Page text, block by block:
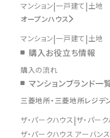
マンション 一戸建て 土地
オープンハウス
マンション 一戸建て 土地
購入お役立ち情報
購入の流れ
マンションブランド一
三菱地所・三菱地所レジデ
ザ・パークハウス ザ・パー
ザ・パークハウス アーバンス